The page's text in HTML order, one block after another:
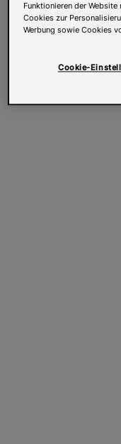
Funktionieren der
Cookies zur
Werbung sowie Cookies
Cookie-